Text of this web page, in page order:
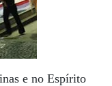
e no Espírito